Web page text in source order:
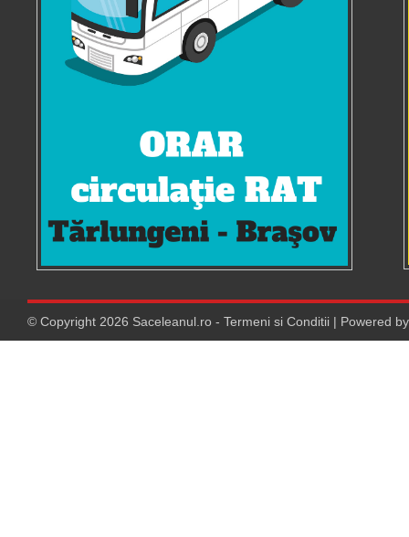
© Copyright 2026 Saceleanul.ro - Termeni si Conditii | Powered